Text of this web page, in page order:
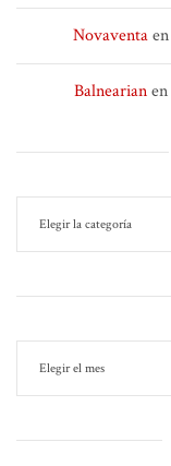
Novaventaen
Balnearianen